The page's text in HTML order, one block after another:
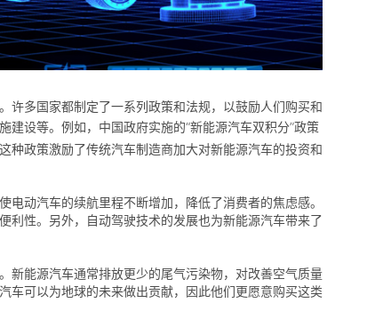
许多国家都制定了一系列政策和法规，以鼓励人们购买和
建设等。例如，中国政府实施的“新能源汽车双积分”政策
种政策激励了传统汽车制造商加大对新能源汽车的投资和
动汽车的续航里程不断增加，降低了消费者的焦虑感。
利性。另外，自动驾驶技术的发展也为新能源汽车带来了
新能源汽车通常排放更少的尾气污染物，对改善空气质量
车可以为地球的未来做出贡献，因此他们更愿意购买这类